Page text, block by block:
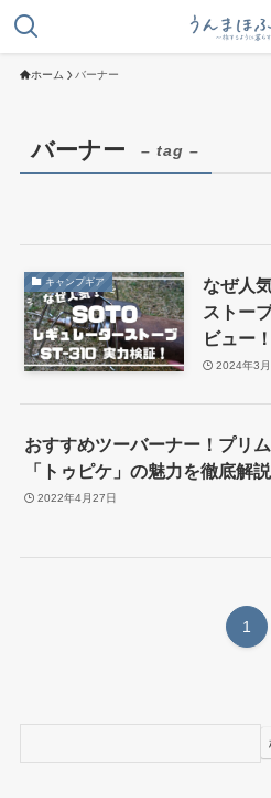
ホーム バーナー
バーナー – tag –
キャンプギア
なぜ人
ストー
ビュー！
2024年3
おすすめツーバーナー！プリ
「トゥピケ」の魅力を徹底解説
2022年4月27日
1